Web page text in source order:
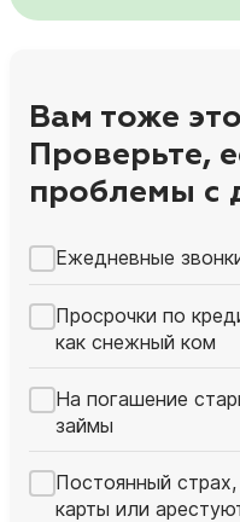
Вам тоже
Проверьте,
проблемы с
Ежедневные
Просрочки по
как снежный ком
На погашение
займы
Постоянный
карты или